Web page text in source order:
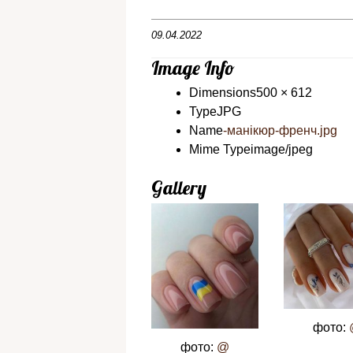
09.04.2022
Image Info
Dimensions500 × 612
TypeJPG
Name-манікюр-френч.jpg
Mime Typeimage/jpeg
Gallery
фото: @
фото: